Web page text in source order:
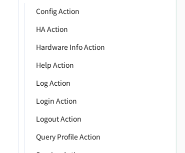
Config Action
HA Action
Hardware Info Action
Help Action
Log Action
Login Action
Logout Action
Query Profile Action